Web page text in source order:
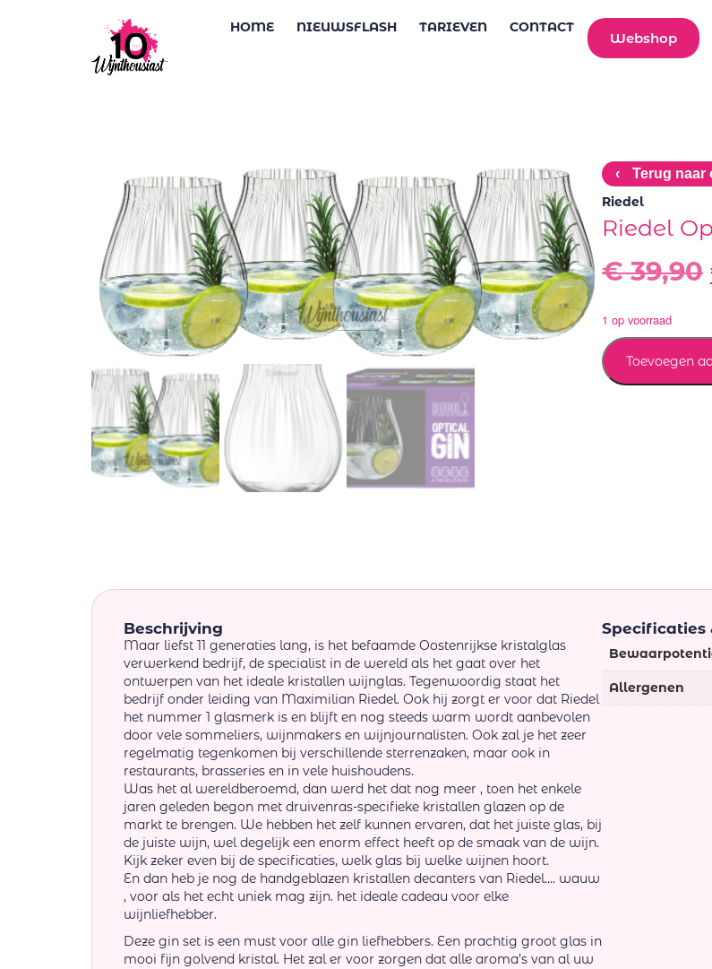
HOME NIEUWSFLASH TARIEVEN CONTACT
Webshop
‹ Terug naar
Riedel
Riedel
€39,90
1 op voorraad
Toevoegen
Beschrijving
Maar liefst 11 generaties lang, is het befaamde Oostenrijkse kristalglas
verwerkend bedrijf, de specialist in de wereld als het gaat over het
ontwerpen van het ideale kristallen wijnglas. Tegenwoordig staat het
bedrijf onder leiding van Maximilian Riedel. Ook hij zorgt er voor dat Riedel
het nummer 1 glasmerk is en blijft en nog steeds warm wordt aanbevolen
door vele sommeliers, wijnmakers en wijnjournalisten. Ook zal je het zeer
regelmatig tegenkomen bij verschillende sterrenzaken, maar ook in
restaurants, brasseries en in vele huishoudens.
Was het al wereldberoemd, dan werd het dat nog meer , toen het enkele
jaren geleden begon met druivenras-specifieke kristallen glazen op de
markt te brengen. We hebben het zelf kunnen ervaren, dat het juiste glas, bij
de juiste wijn, wel degelijk een enorm effect heeft op de smaak van de wijn.
Kijk zeker even bij de specificaties, welk glas bij welke wijnen hoort.
En dan heb je nog de handgeblazen kristallen decanters van Riedel…. wauw
, voor als het echt uniek mag zijn. het ideale cadeau voor elke
wijnliefhebber.
Deze gin set is een must voor alle gin liefhebbers. Een prachtig groot glas in
mooi fijn golvend kristal. Het zal er voor zorgen dat alle aroma’s van al uw
Specificaties
Allergenen